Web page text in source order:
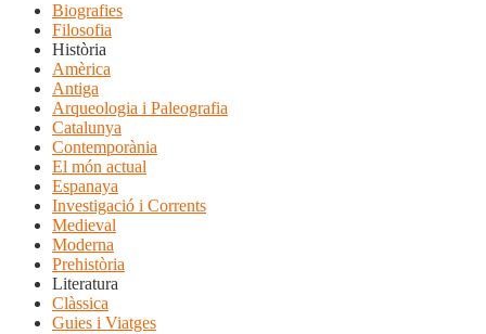
Biografies
Filosofia
Història
Amèrica
Antiga
Arqueologia i Paleografia
Catalunya
Contemporània
El món actual
Espanaya
Investigació i Corrents
Medieval
Moderna
Prehistòria
Literatura
Clàssica
Guies i Viatges